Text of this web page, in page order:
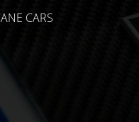
CARS